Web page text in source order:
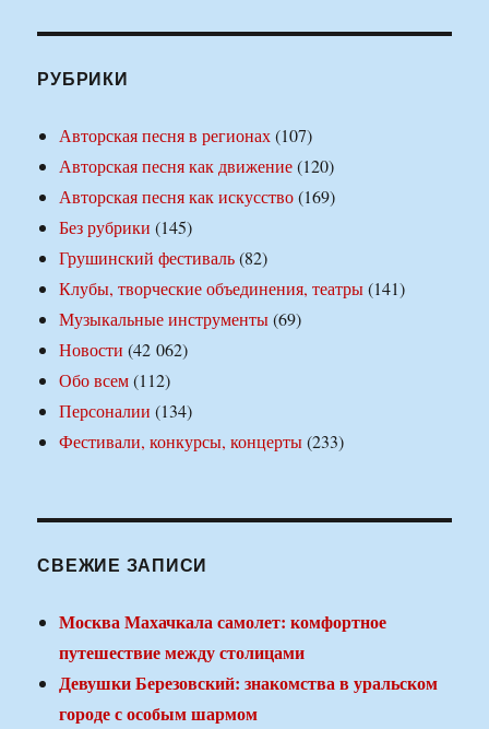
РУБРИКИ
Авторская песня в регионах(107)
Авторская песня как движение(120)
Авторская песня как искусство(169)
Без рубрики (145)
Грушинский фестиваль(82)
Клубы, творческие объединения, театры(141)
Музыкальные инструменты(69)
Новости (42 062)
Обо всем(112)
Персоналии (134)
Фестивали, конкурсы, концерты(233)
СВЕЖИЕ ЗАПИСИ
Москва Махачкала самолет: комфортное
путешествие между столицами
Девушки Березовский: знакомства в уральском
городе с особым шармом